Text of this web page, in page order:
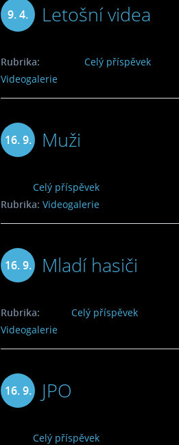
9. 4. Letošní videa
Celý příspěvek
Rubrika:
Videogalerie
16. 9. Muži
Celý příspěvek
Rubrika: Videogalerie
16. 9. Mladí hasiči
Celý příspěvek
Rubrika:
Videogalerie
16. 9. JPO
Celý příspěvek